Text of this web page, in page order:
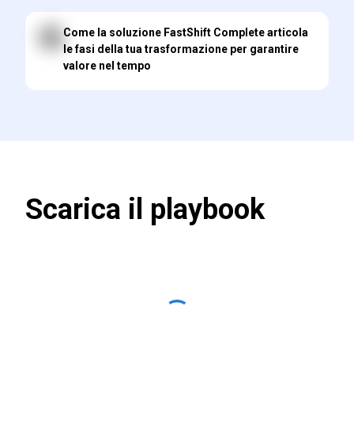
Come la soluzione FastShift Complete articola
le fasi della tua trasformazione per garantire
valore nel tempo
Scarica il playbook